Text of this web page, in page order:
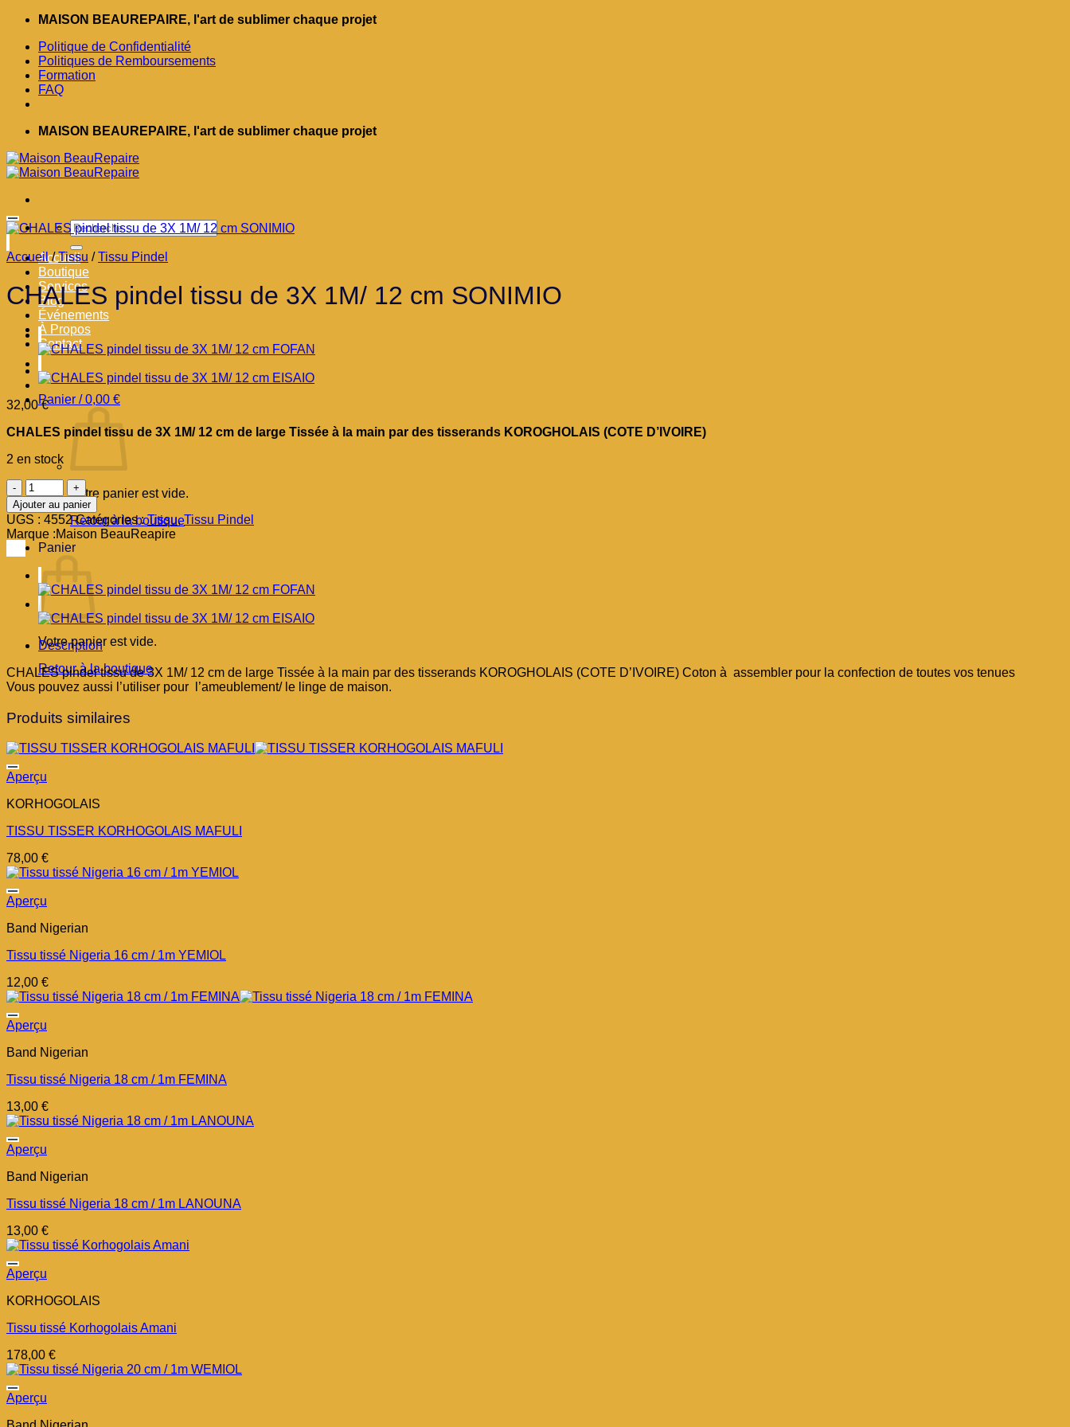
Passer
contenu
MAISON BEAUREPAIRE, l'art de sublimer chaque projet
Politique de Confidentialité
Politiques de Remboursements
Formation
FAQ
MAISON BEAUREPAIRE, l'art de sublimer chaque projet
Recherche
pour :
Accueil
Boutique
Services
Blog
Événements
À Propos
Contact
Panier /0,00 €
Votre panier est vide.
Retour à la boutique
Panier
Votre panier est vide.
Retour à la boutique
Accueil / Tissu / Tissu Pindel
CHALES pindel tissu de 3X 1M/ 12 cm SONIMIO
32,00€
CHALES pindel tissu de 3X 1M/ 12 cm de large Tissée à la main par des tisserands KOROGHOLAIS (COTE D’IVOIRE)
2 en stock
quantité
de
CHALES
pindel
tissu
de
3X
1M/
12
cm
SONIMIO
Ajouter au panier
UGS : 4552 Catégories :Tissu,Tissu Pindel
Marque :Maison BeauReapire
Description
CHALES pindel tissu de 3X 1M/ 12 cm de large Tissée à la main par des tisserands KOROGHOLAIS (COTE D’IVOIRE) Coton à assembler pour la confection de toutes vos tenues
Vous pouvez aussi l’utiliser pour l’ameublement/ le linge de maison.
Produits similaires
Aperçu
KORHOGOLAIS
TISSU TISSER KORHOGOLAIS MAFULI
78,00 €
Aperçu
Band Nigerian
Tissu tissé Nigeria 16 cm / 1m YEMIOL
12,00 €
Aperçu
Band Nigerian
Tissu tissé Nigeria 18 cm / 1m FEMINA
13,00 €
Aperçu
Band Nigerian
Tissu tissé Nigeria 18 cm / 1m LANOUNA
13,00 €
Aperçu
KORHOGOLAIS
Tissu tissé Korhogolais Amani
178,00 €
Aperçu